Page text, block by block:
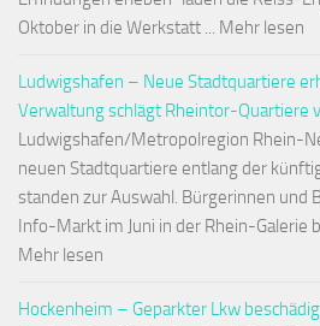
Oktober in die Werkstatt ... Mehr lesen
Ludwigshafen – Neue Stadtquartiere
Verwaltung schlägt Rheintor-Quartiere
Ludwigshafen/Metropolregion Rhein-
neuen Stadtquartiere entlang der
standen zur Auswahl. Bürgerinnen und
Info-Markt im Juni in der Rhein-Galerie
Mehr lesen
Hockenheim – Geparkter Lkw